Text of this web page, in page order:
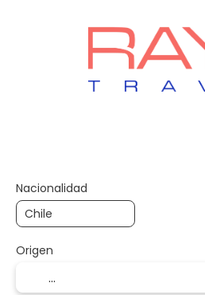
Nacionalidad
Origen